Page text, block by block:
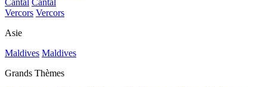
Cantal Cantal
Vercors Vercors
Asie
Maldives Maldives
Grands Thèmes